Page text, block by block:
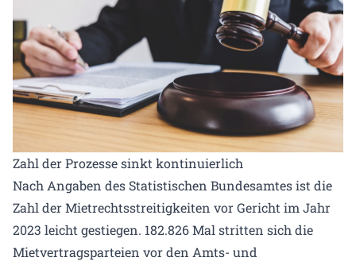
Zahl der Prozesse sinkt kontinuierlich
Nach Angaben des Statistischen Bundesamtes ist die
Zahl der Mietrechtsstreitigkeiten vor Gericht im Jahr
2023 leicht gestiegen. 182.826 Mal stritten sich die
Mietvertragsparteien vor den Amts- und